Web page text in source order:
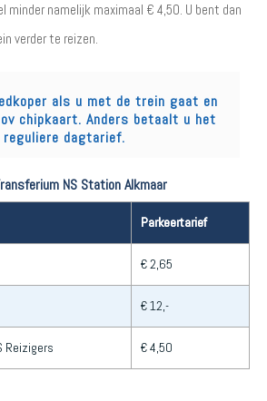
minder namelijk maximaal € 4,50. U bent dan
verder te reizen.
als u met de trein gaat en
chipkaart. Anders betaalt u het
reguliere dagtarief.
NS Station Alkmaar
Parkeertarief
€ 2,65
€ 12,-
Reizigers € 4,50